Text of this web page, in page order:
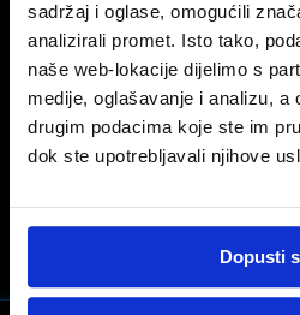
sadržaj i oglase, omogućili
analizirali promet. Isto tako,
naše web-lokacije dijelimo s
medije, oglašavanje i analizu, a
drugim podacima koje ste im
dok ste upotrebljavali njihove
Dopusti
UVOD I PREDSTAVLJANJE
AUTO MARKET VIDEO
Pogledajte predstavljenje
emisiji Auto Market.